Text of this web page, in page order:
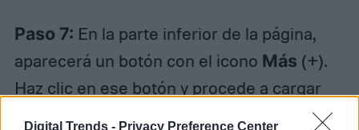
Digital Trends - Privacy Preference Center
Paso 7: En la parte inferior de la página,
aparecerá un botón con el icono Más (+).
Haz clic en ese botón y procede a cargar
tus fotos en Instagram de la misma manera